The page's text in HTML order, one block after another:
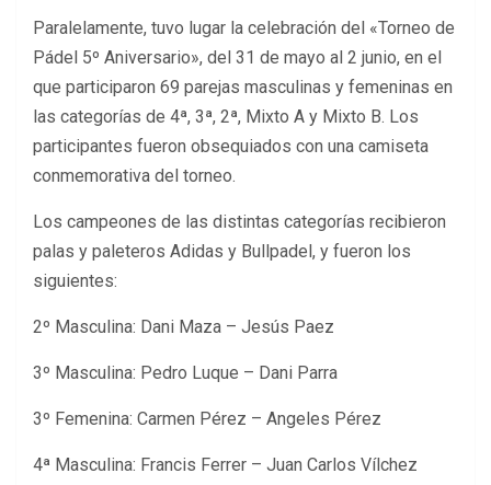
Paralelamente, tuvo lugar la celebración del «Torneo de
Pádel 5º Aniversario», del 31 de mayo al 2 junio, en el
que participaron 69 parejas masculinas y femeninas en
las categorías de 4ª, 3ª, 2ª, Mixto A y Mixto B. Los
participantes fueron obsequiados con una camiseta
conmemorativa del torneo.
Los campeones de las distintas categorías recibieron
palas y paleteros Adidas y Bullpadel, y fueron los
siguientes:
2º Masculina: Dani Maza – Jesús Paez
3º Masculina: Pedro Luque – Dani Parra
3º Femenina: Carmen Pérez – Angeles Pérez
4ª Masculina: Francis Ferrer – Juan Carlos Vílchez